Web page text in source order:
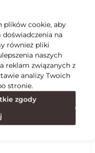
plików cookie, aby
na
również pliki
naszych
reklam związanych z
analizy Twoich
stronie.
zgody